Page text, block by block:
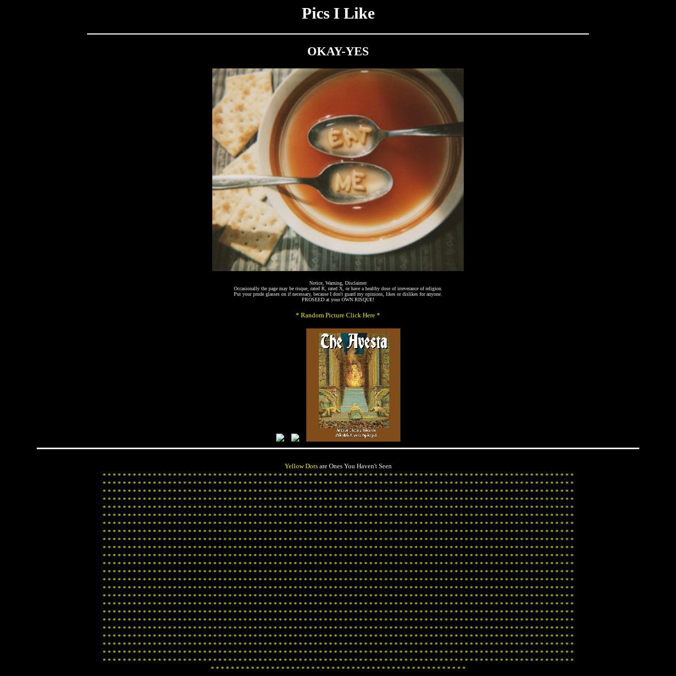
Pics I Like
OKAY-YES
Notice, Warning, Disclaimer
Occasionally the page may be risque, rated R, rated X, or have a healthy dose of irreverance of religion.
Put your prude glasses on if necessary, because I don't guard my opinions, likes or dislikes for anyone.
PROSEED at your OWN RISQUE!
* Random Picture Click Here *
Yellow Dotsare Ones You Haven't Seen
* * * * * * * * * * * * * * * * * * * * * * * * * * * * * * * * * * * * * * * * * * * * * * * * * * * * * * * * * * * * * * * * * * * * * * * * * * * * * * * * * * * * * * * * * * * * * *
* * * * * * * * * * * * * * * * * * * * * * * * * * * * * * * * * * * * * * * * * * * * * * * * * * * * * * * * * * * * * * * * * * * * * * * * * * * * * * * * * * * * * * * * * * * * * *
* * * * * * * * * * * * * * * * * * * * * * * * * * * * * * * * * * * * * * * * * * * * * * * * * * * * * * * * * * * * * * * * * * * * * * * * * * * * * * * * * * * * * * * * * * * * * *
* * * * * * * * * * * * * * * * * * * * * * * * * * * * * * * * * * * * * * * * * * * * * * * * * * * * * * * * * * * * * * * * * * * * * * * * * * * * * * * * * * * * * * * * * * * * * *
* * * * * * * * * * * * * * * * * * * * * * * * * * * * * * * * * * * * * * * * * * * * * * * * * * * * * * * * * * * * * * * * * * * * * * * * * * * * * * * * * * * * * * * * * * * * * *
* * * * * * * * * * * * * * * * * * * * * * * * * * * * * * * * * * * * * * * * * * * * * * * * * * * * * * * * * * * * * * * * * * * * * * * * * * * * * * * * * * * * * * * * * * * * * *
* * * * * * * * * * * * * * * * * * * * * * * * * * * * * * * * * * * * * * * * * * * * * * * * * * * * * * * * * * * * * * * * * * * * * * * * * * * * * * * * * * * * * * * * * * * * * *
* * * * * * * * * * * * * * * * * * * * * * * * * * * * * * * * * * * * * * * * * * * * * * * * * * * * * * * * * * * * * * * * * * * * * * * * * * * * * * * * * * * * * * * * * * * * * *
* * * * * * * * * * * * * * * * * * * * * * * * * * * * * * * * * * * * * * * * * * * * * * * * * * * * * * * * * * * * * * * * * * * * * * * * * * * * * * * * * * * * * * * * * * * * * *
* * * * * * * * * * * * * * * * * * * * * * * * * * * * * * * * * * * * * * * * * * * * * * * * * * * * * * * * * * * * * * * * * * * * * * * * * * * * * * * * * * * * * * * * * * * * * *
* * * * * * * * * * * * * * * * * * * * * * * * * * * * * * * * * * * * * * * * * * * * * * * * * * * * * * * * * * * * * * * * * * * * * * * * * * * * * * * * * * * * * * * * * * * * * *
* * * * * * * * * * * * * * * * * * * * * * * * * * * * * * * * * * * * * * * * * * * * * * * * * * * * * * * * * * * * * * * * * * * * * * * * * * * * * * * * * * * * * * * * * * * * * *
* * * * * * * * * * * * * * * * * * * * * * * * * * * * * * * * * * * * * * * * * * * * * * * * * * * * * * * * * * * * * * * * * * * * * * * * * * * * * * * * * * * * * * * * * * * * * *
* * * * * * * * * * * * * * * * * * * * * * * * * * * * * * * * * * * * * * * * * * * * * * * * * * * * * * * * * * * * * * * * * * * * * * * * * * * * * * * * * * * * * * * * * * * * * *
* * * * * * * * * * * * * * * * * * * * * * * * * * * * * * * * * * * * * * * * * * * * * * * * * * * * * * * * * * * * * * * * * * * * * * * * * * * * * * * * * * * * * * * * * * * * * *
* * * * * * * * * * * * * * * * * * * * * * * * * * * * * * * * * * * * * * * * * * * * * * * * * * * * * * * * * * * * * * * * * * * * * * * * * * * * * * * * * * * * * * * * * * * * * *
* * * * * * * * * * * * * * * * * * * * * * * * * * * * * * * * * * * * * * * * * * * * * * * * * * * * * * * * * * * * * * * * * * * * * * * * * * * * * * * * * * * * * * * * * * * * * *
* * * * * * * * * * * * * * * * * * * * * * * * * * * * * * * * * * * * * * * * * * * * * * * * * * * * * * * * * * * * * * * * * * * * * * * * * * * * * * * * * * * * * * * * * * * * * *
* * * * * * * * * * * * * * * * * * * * * * * * * * * * * * * * * * * * * * * * * * * * * * * * * * * * * * * * * * * * * * * * * * * * * * * * * * * * * * * * * * * * * * * * * * * * * *
* * * * * * * * * * * * * * * * * * * * * * * * * * * * * * * * * * * * * * * * * * * * * * * * * * * * * * * * * * * * * * * * * * * * * * * * * * * * * * * * * * * * * * * * * * * * * *
* * * * * * * * * * * * * * * * * * * * * * * * * * * * * * * * * * * * * * * * * * * * * * * * * * * * * * * * * * * * * * * * * * * * * * * * * * * * * * * * * * * * * * * * * * * * * *
* * * * * * * * * * * * * * * * * * * * * * * * * * * * * * * * * * * * * * * * * * * * * * * * * * * * * * * * * * * * * * * * * * * * * * * * * * * * * * * * * * * * * * * * * * * * * *
* * * * * * * * * * * * * * * * * * * * * * * * * * * * * * * * * * * * * * * * * * * * * * * * * * * * * * * * * * * * * * * * * * * * * * * * * * * * * * * * * * * * * * * * * * * * * *
* * * * * * * * * * * * * * * * * * * * * * * * * * * * * * * * * * * * * * * * * * * * * * * * * * * * * * * * * * * * * * * * * * * * * * * * * * * * * * * * * * * * * * * * * * * * * *
* * * * * * * * * * * * * * * * * * * * * * * * * * * * * * * * * * * * * * * * * * * * * * * * * * *